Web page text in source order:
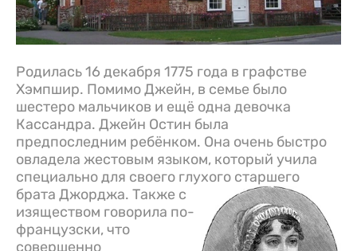
Родилась 16 декабря 1775 года в графстве
Хэмпшир. Помимо Джейн, в семье было
шестеро мальчиков и ещё одна девочка
Кассандра. Джейн Остин была
предпоследним ребёнком. Она очень быстро
овладела жестовым языком, который учила
специально для своего глухого старшего
брата Джорджа. Также с
изяществом говорила по-
французски, что
совершенно